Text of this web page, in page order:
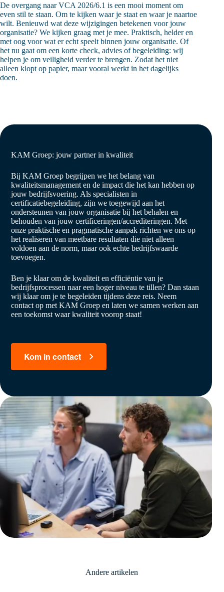
De overgang naar VCA 2026/6.1 is een mooi moment om
even stil te staan. Om te kijken waar je staat en waar je naartoe
wilt. Benieuwd wat deze wijzigingen betekenen voor jouw
organisatie? We kijken graag met je mee. Praktisch, helder en
met oog voor wat er echt speelt binnen jouw organisatie. Of
het nu gaat om een korte check, advies of begeleiding: wij
helpen je om veiligheid verder te brengen. Zodat het niet
alleen klopt op papier, maar vooral werkt in het dagelijks
doen.
KAM Groep: jouw partner in kwaliteit
Bij KAM Groep begrijpen we het belang van
kwaliteitsmanagement en de impact die het kan hebben op
jouw bedrijfsvoering. Als specialisten in
certificatiebegeleiding, zijn we toegewijd aan het
ondersteunen van jouw organisatie bij het behalen en
behouden van jouw certificeringen/accrediteringen. Met
onze praktische en pragmatische aanpak richten we ons op
het realiseren van meetbare resultaten die niet alleen
voldoen aan de norm, maar ook echte bedrijfswaarde
toevoegen.
Ben je klaar om de kwaliteit en efficiëntie van je
bedrijfsprocessen naar een hoger niveau te tillen? Dan staan
wij klaar om je te begeleiden tijdens deze reis. Neem
contact op met KAM Groep en laten we samen werken aan
een toekomst waar kwaliteit voorop staat!
Kom in contact
Andere artikelen